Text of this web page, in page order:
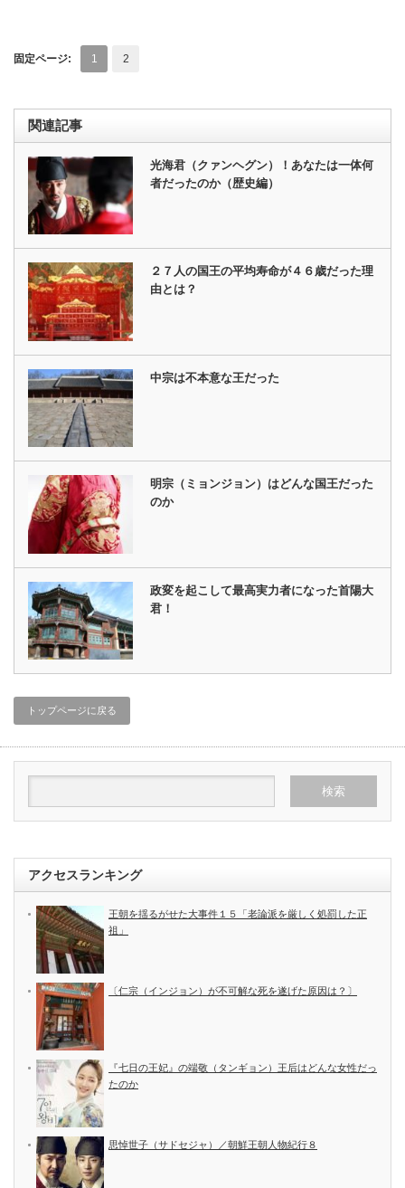
固定ページ: 1 2
関連記事
光海君（クァンヘグン）！あなたは一体何
者だったのか（歴史編）
２７人の国王の平均寿命が４６歳だった理
由とは？
中宗は不本意な王だった
明宗（ミョンジョン）はどんな国王だった
のか
政変を起こして最高実力者になった首陽大
君！
トップページに戻る
アクセスランキング
王朝を揺るがせた大事件１５「老論派を厳しく処罰した正
祖」
〔仁宗（インジョン）が不可解な死を遂げた原因は？〕
『七日の王妃』の端敬（タンギョン）王后はどんな女性だっ
たのか
思悼世子（サドセジャ）／朝鮮王朝人物紀行８